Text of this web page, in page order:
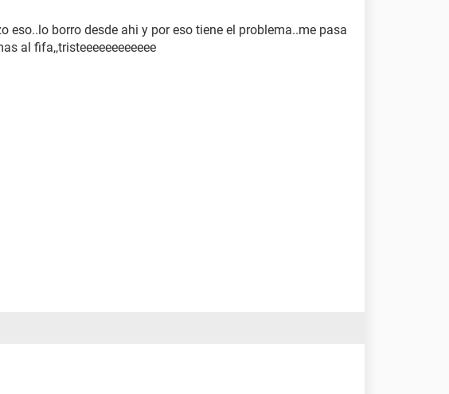
eso..lo borro desde ahi y por eso tiene el problema..me pasa
al fifa,,tristeeeeeeeeeeee